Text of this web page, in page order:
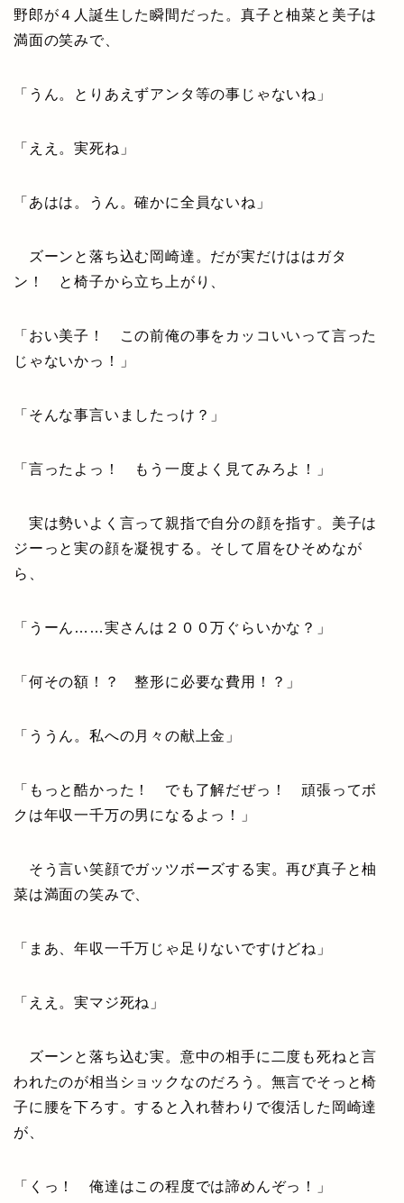
野郎が４人誕生した瞬間だった。真子と柚菜と美子は
満面の笑みで、
「うん。とりあえずアンタ等の事じゃないね」
「ええ。実死ね」
「あはは。うん。確かに全員ないね」
ズーンと落ち込む岡崎達。だが実だけははガタ
ン！ と椅子から立ち上がり、
「おい美子！ この前俺の事をカッコいいって言った
じゃないかっ！」
「そんな事言いましたっけ？」
「言ったよっ！ もう一度よく見てみろよ！」
実は勢いよく言って親指で自分の顔を指す。美子は
ジーっと実の顔を凝視する。そして眉をひそめなが
ら、
「うーん……実さんは２００万ぐらいかな？」
「何その額！？ 整形に必要な費用！？」
「ううん。私への月々の献上金」
「もっと酷かった！ でも了解だぜっ！ 頑張ってボ
クは年収一千万の男になるよっ！」
そう言い笑顔でガッツボーズする実。再び真子と柚
菜は満面の笑みで、
「まあ、年収一千万じゃ足りないですけどね」
「ええ。実マジ死ね」
ズーンと落ち込む実。意中の相手に二度も死ねと言
われたのが相当ショックなのだろう。無言でそっと椅
子に腰を下ろす。すると入れ替わりで復活した岡崎達
が、
「くっ！ 俺達はこの程度では諦めんぞっ！」